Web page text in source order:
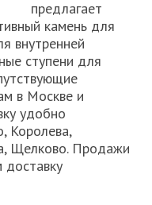
предлагает
камень для
внутренней
ступени для
в Москве и
удобно
Королева,
Щелково. Продажи
доставку